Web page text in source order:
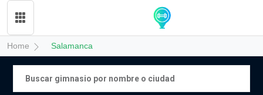
Home Salamanca